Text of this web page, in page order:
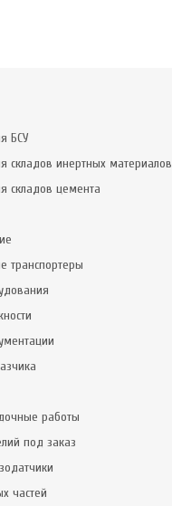
БСУ
складов инертных материалов
складов цемента
транспортеры
работы
под заказ
частей